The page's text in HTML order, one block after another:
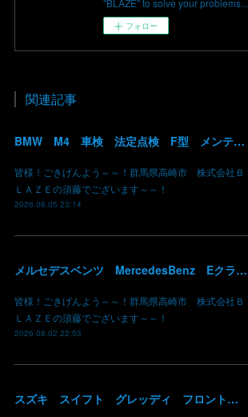
フォロー
関連記事
BMW M4 車検 法定点検 F型 メンテナンス ロアアーム 交換 群馬 高崎
皆様！ごきげんよう～～！群馬県高崎市 株式会社Ｂ
ＬＡＺＥの須藤でございます～～！
2026.08.05 23:14
メルセデスベンツ MercedesBenz Eクラス 213 板金 鈑金 修理 ドア バンパー サイドスカート クォーターパネル 保険 群馬 高崎
皆様！ごきげんよう～～！群馬県高崎市 株式会社Ｂ
ＬＡＺＥの須藤でございます～～！
2026.08.02 22:53
スズキ スイフト グレッディ フロントリップスポイラー リアウイング 塗装 カーボン クリア 持込み部品 取り付け 群馬 高崎